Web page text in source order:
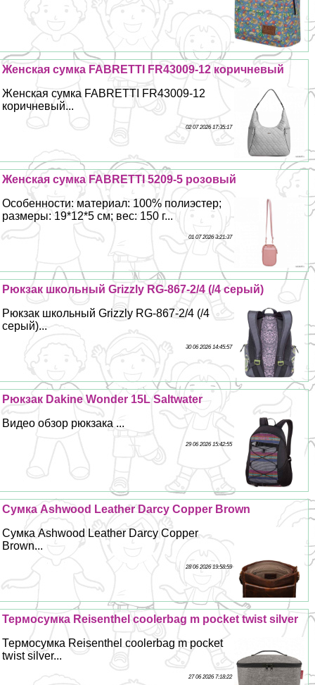
Женская сумка FABRETTI FR43009-12 коричневый
Женская сумка FABRETTI FR43009-12
коричневый...
02 07 2026 17:35:17
Женская сумка FABRETTI 5209-5 розовый
Особенности: материал: 100% полиэстер;
размеры: 19*12*5 см; вес: 150 г...
01 07 2026 3:21:37
Рюкзак школьный Grizzly RG-867-2/4 (/4 серый)
Рюкзак школьный Grizzly RG-867-2/4 (/4
серый)...
30 06 2026 14:45:57
Рюкзак Dakine Wonder 15L Saltwater
Видео обзор рюкзака ...
29 06 2026 15:42:55
Сумка Ashwood Leather Darcy Copper Brown
Сумка Ashwood Leather Darcy Copper
Brown...
28 06 2026 19:58:59
Термосумка Reisenthel coolerbag m pocket twist silver
Термосумка Reisenthel coolerbag m pocket
twist silver...
27 06 2026 7:18:22